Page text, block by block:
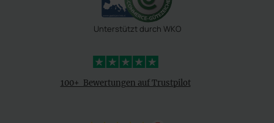
Unterstützt durch WKO
4,3 Sterne
100+ Bewertungen auf Trustpilot